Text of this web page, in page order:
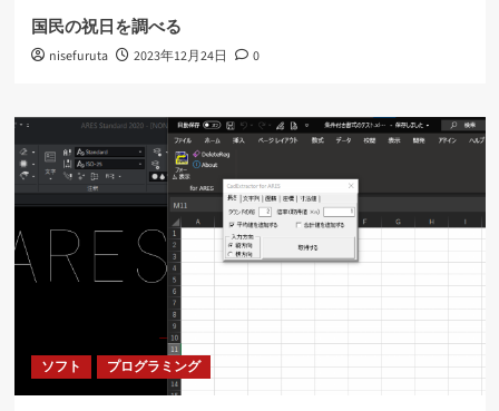
国民の祝日を調べる
nisefuruta 2023年12月24日 0
ソフト プログラミング